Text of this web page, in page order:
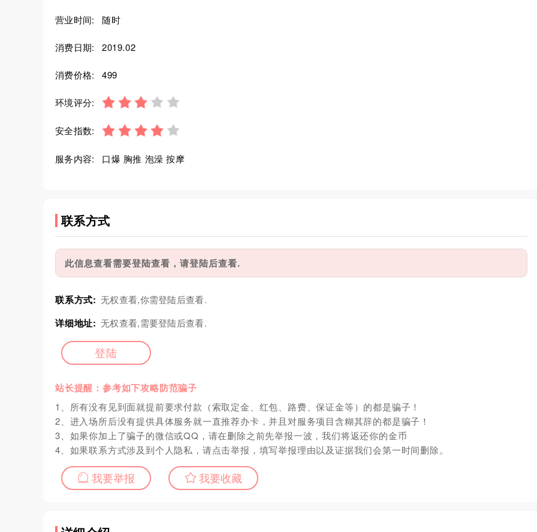
营业时间: 随时
消费日期: 2019.02
消费价格: 499
环境评分:
安全指数:
服务内容: 口爆 胸推 泡澡 按摩
联系方式
此信息查看需要登陆查看，请登陆后查看.
联系方式: 无权查看,你需登陆后查看.
详细地址: 无权查看,需要登陆后查看.
登陆
站长提醒：参考如下攻略防范骗子
1、所有没有见到面就提前要求付款（索取定金、红包、路费、保证金等）的都是骗子！
2、进入场所后没有提供具体服务就一直推荐办卡，并且对服务项目含糊其辞的都是骗子！
3、如果你加上了骗子的微信或QQ，请在删除之前先举报一波，我们将返还你的金币
4、如果联系方式涉及到个人隐私，请点击举报，填写举报理由以及证据我们会第一时间删除。
我要举报 我要收藏